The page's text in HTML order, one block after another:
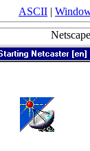
ASCII |